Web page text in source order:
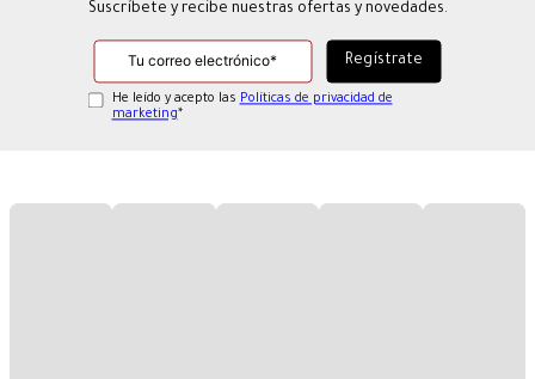
Suscríbete y recibe nuestras ofertas y novedades.
He leído y acepto las Políticas de privacidad de
marketing*